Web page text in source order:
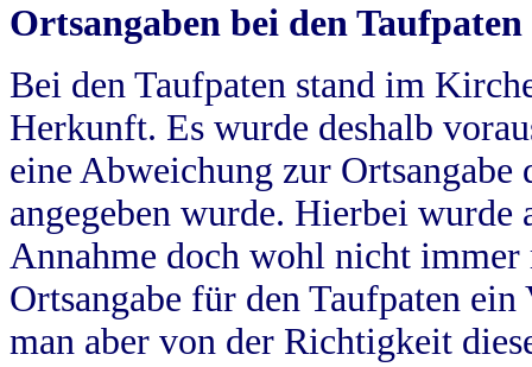
Ortsangaben bei den Taufpaten
Bei den Taufpaten stand im
Herkunft. Es wurde deshalb
eine Abweichung zur
angegeben wurde. Hierbei wurde
Annahme doch wohl nicht
Ortsangabe für den Taufpaten
man aber von der Richtigkeit